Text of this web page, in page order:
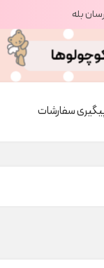
بله
سفارشات